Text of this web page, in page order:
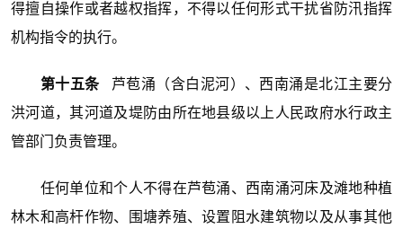
得擅自操作或者越权指挥，不得以任何形式干扰省防汛指挥
机构指令的执行。
第十五条 芦苞涌（含白泥河）、西南涌是北江主要分
洪河道，其河道及堤防由所在地县级以上人民政府水行政主
管部门负责管理。
任何单位和个人不得在芦苞涌、西南涌河床及滩地种植
林木和高杆作物、围塘养殖、设置阻水建筑物以及从事其他